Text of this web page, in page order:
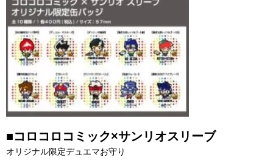
■コロコロコミック×サンリオスリーブ
オリジナル限定デュエマお守り